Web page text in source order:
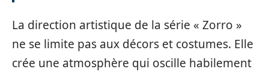
La direction artistique de la série « Zorro »
ne se limite pas aux décors et costumes. Elle
crée une atmosphère qui oscille habilement